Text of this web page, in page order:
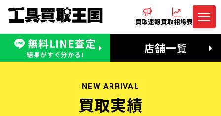
買取速報買取相場表
無料LINE査定
結果がすぐ分かる! 店舗一覧
無料LINE査定
受付：11:00〜19:00 木曜定休日
電話でお問合わせ
営業時間：11:00〜20:00
NEW ARRIVAL
買取実績